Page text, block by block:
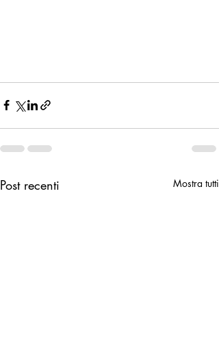
Post recenti Mostra tutti